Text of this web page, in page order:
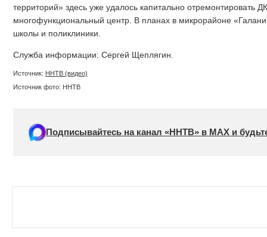
территорий» здесь уже удалось капитально отремонтировать
многофункциональный центр. В планах в микрорайоне
школы и поликлиники.
Служба информации: Сергей Щеплягин.
Источник: ННТВ (видео)
Источник фото: ННТВ
Подписывайтесь на канал «ННТВ» в МАХ и